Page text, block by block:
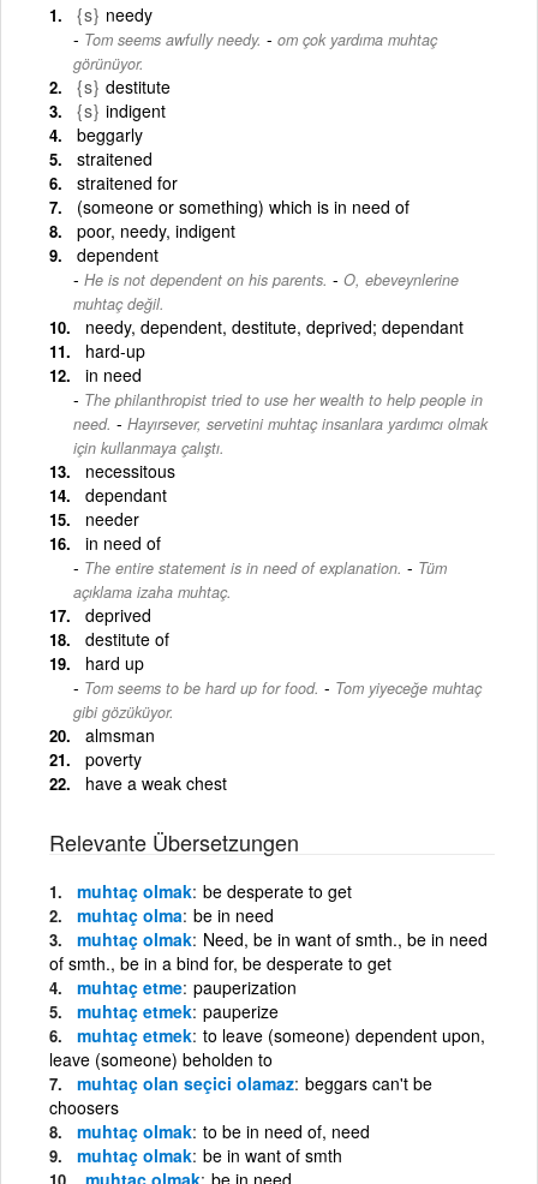
{s} needy
Tom seems awfully needy. - om çok yardıma muhtaç
görünüyor.
{s} destitute
{s} indigent
beggarly
straitened
straitened for
(someone or something) which is in need of
poor, needy, indigent
dependent
He is not dependent on his parents. - O, ebeveynlerine
muhtaç değil.
needy, dependent, destitute, deprived; dependant
hard-up
in need
The philanthropist tried to use her wealth to help people in
need. - Hayırsever, servetini muhtaç insanlara yardımcı olmak
için kullanmaya çalıştı.
necessitous
dependant
needer
in need of
The entire statement is in need of explanation. - Tüm
açıklama izaha muhtaç.
deprived
destitute of
hard up
Tom seems to be hard up for food. - Tom yiyeceğe muhtaç
gibi gözüküyor.
almsman
poverty
have a weak chest
Relevante Übersetzungen
muhtaç olmak be desperate to get
muhtaç olma be in need
muhtaç olmak Need, be in want of smth., be in need
of smth., be in a bind for, be desperate to get
muhtaç etme pauperization
muhtaç etmek pauperize
muhtaç etmek to leave (someone) dependent upon,
leave (someone) beholden to
muhtaç olan seçici olamaz beggars can't be
choosers
muhtaç olmak to be in need of, need
muhtaç olmak be in want of smth
muhtaç olmak be in need